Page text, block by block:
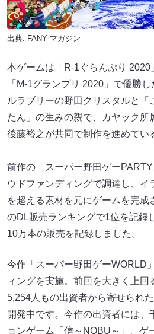
出典: FANY マガジン
本ゲームは「R-1ぐらんぷり 2020
「M-1グランプリ 2020」で優勝
ルラブリーの野田クリスタルと「
たん」の生みの親で、カヤック所
後藤裕之が共同で制作を進めてい
前作の「スーパー野田ゲー
ウドファンディングで調達し、イ
を超える素材を元にゲームを完成
のDL販売ランキングで1位を記録
10万本の販売を記録しました。
今作「スーパー野田ゲーWORLD
ィングを実施。前回を大きく上回
5,254人もの出資者から寄せられ
開発中です。今作の出資者には、
ョンゲーム「信～NOBU～」、ゲ